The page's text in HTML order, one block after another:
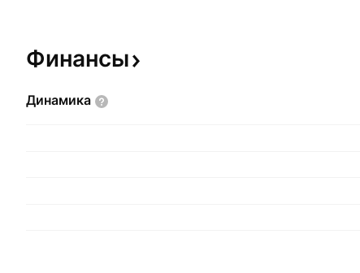
Финансы
Динамика